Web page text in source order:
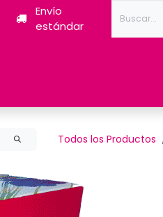
Envío
estándar
Todos los Productos